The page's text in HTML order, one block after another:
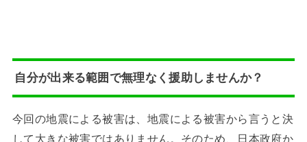
自分が出来る範囲で無理なく援助しませんか？
今回の地震による被害は、地震による被害から言うと決
して大きな被害ではありません。そのため、日本政府か